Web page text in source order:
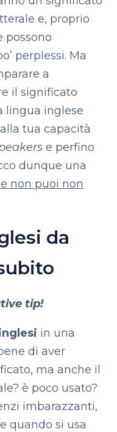
e, proprio
possono
perplessi. Ma
a
il significato
lingua inglese
tua capacità
e perfino
dunque una
non puoi non
da
tip!
in una
di aver
ma anche il
è poco usato?
imbarazzanti,
quando si usa